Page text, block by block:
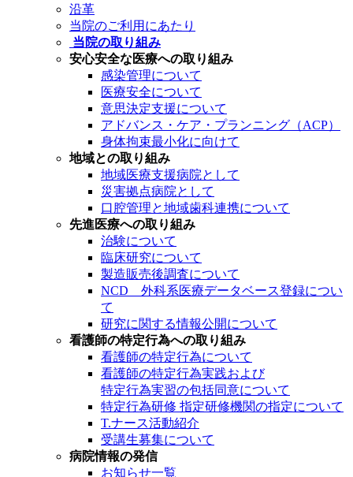
沿革
当院のご利用にあたり
当院の取り組み
安心安全な医療への取り組み
感染管理について
医療安全について
意思決定支援について
アドバンス・ケア・プランニング（ACP）
身体拘束最小化に向けて
地域との取り組み
地域医療支援病院として
災害拠点病院として
口腔管理と地域歯科連携について
先進医療への取り組み
治験について
臨床研究について
製造販売後調査について
NCD 外科系医療データベース登録につい
て
研究に関する情報公開について
看護師の特定行為への取り組み
看護師の特定行為について
看護師の特定行為実践および
特定行為実習の包括同意について
特定行為研修 指定研修機関の指定について
T.ナース活動紹介
受講生募集について
病院情報の発信
お知らせ一覧